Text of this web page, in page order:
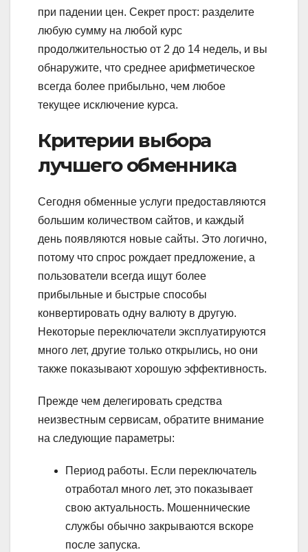
при падении цен. Секрет прост: разделите
любую сумму на любой курс
продолжительностью от 2 до 14 недель, и вы
обнаружите, что среднее арифметическое
всегда более прибыльно, чем любое
текущее исключение курса.
Критерии выбора
лучшего обменника
Сегодня обменные услуги предоставляются
большим количеством сайтов, и каждый
день появляются новые сайты. Это логично,
потому что спрос рождает предложение, а
пользователи всегда ищут более
прибыльные и быстрые способы
конвертировать одну валюту в другую.
Некоторые переключатели эксплуатируются
много лет, другие только открылись, но они
также показывают хорошую эффективность.
Прежде чем делегировать средства
неизвестным сервисам, обратите внимание
на следующие параметры:
Период работы. Если переключатель
отработал много лет, это показывает
свою актуальность. Мошеннические
службы обычно закрываются вскоре
после запуска.